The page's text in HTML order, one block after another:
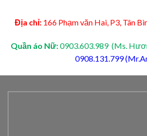
Địa chỉ: 166 Phạm văn Hai, P3, Tân
Quần áo Nữ:0903.603.989 (Ms.
0908.131.799